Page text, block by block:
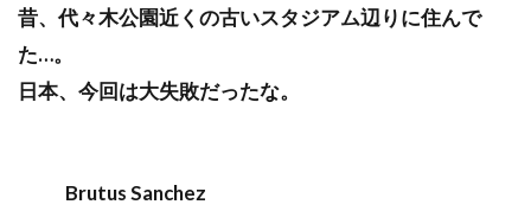
昔、代々木公園近くの古いスタジアム辺りに住んで
た…。
日本、今回は大失敗だったな。
Brutus Sanchez